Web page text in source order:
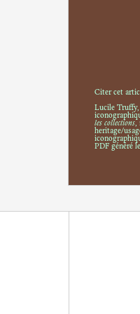
Citer cet
Lucile Truffy,
les collections,
heritage/
PDF généré